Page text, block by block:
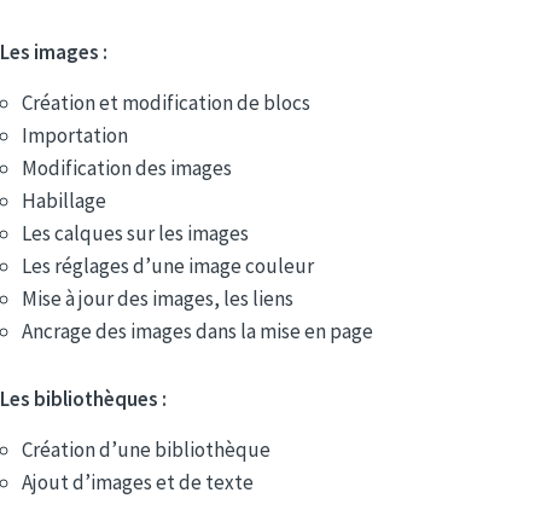
Les images :
Création et modification de blocs
Importation
Modification des images
Habillage
Les calques sur les images
Les réglages d’une image couleur
Mise à jour des images, les liens
Ancrage des images dans la mise en page
Les bibliothèques :
Création d’une bibliothèque
Ajout d’images et de texte